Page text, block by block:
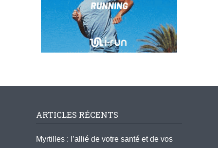
ARTICLES RÉCENTS
Myrtilles : l’allié de votre santé et de vos